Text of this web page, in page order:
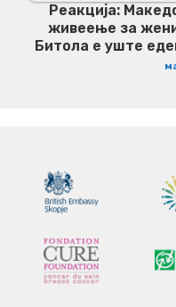
Реакција:
живеење за
Битола е уште